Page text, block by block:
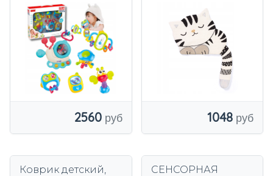
коробке с
сенсорными
детскими
игрушками
2560 1048
Коврик детский,
СЕНСОРНАЯ